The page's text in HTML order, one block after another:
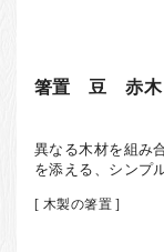
箸置 豆 赤木
異なる木材を組み
を添える、シンプ
[ 木製の箸置 ]